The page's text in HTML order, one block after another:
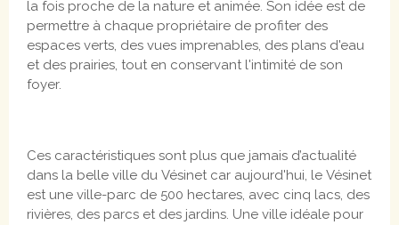
la fois proche de la nature et animée. Son idée est de
permettre à chaque propriétaire de profiter des
espaces verts, des vues imprenables, des plans d'eau
et des prairies, tout en conservant l'intimité de son
foyer.
Ces caractéristiques sont plus que jamais d’actualité
dans la belle ville du Vésinet car aujourd'hui, le Vésinet
est une ville-parc de 500 hectares, avec cinq lacs, des
rivières, des parcs et des jardins. Une ville idéale pour